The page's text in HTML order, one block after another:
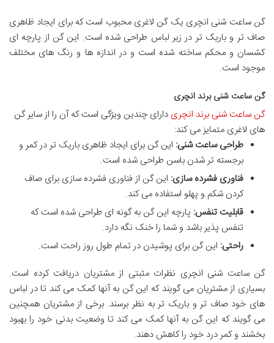
گن ساعت شنی انچری یک گن لاغری محبوب است که برای ایجاد ظاهری
صاف تر و باریک تر در زیر لباس طراحی شده است. این گن از پارچه ای
کشسان و محکم ساخته شده است و در اندازه ها و رنگ های مختلف
موجود است.
گن ساعت شنی برند انچری
گن ساعت شنی برند انچری دارای چندین ویژگی است که آن را از سایر گن
های لاغری متمایز می کند:
طراحی ساعت شنی: این گن برای ایجاد ظاهری باریک تر در کمر و
برجسته تر شدن باسن طراحی شده است.
فناوری فشرده سازی: این گن از فناوری فشرده سازی برای صاف
کردن شکم و پهلو استفاده می کند.
قابلیت تنفس: پارچه این گن به گونه ای طراحی شده است که
تنفس پذیر باشد و شما را خنک نگه دارد.
راحتی: این گن برای پوشیدن در تمام طول روز راحت است.
گن ساعت شنی انچری نظرات مثبتی از مشتریان دریافت کرده است.
بسیاری از مشتریان می گویند که این گن به آنها کمک می کند تا در لباس
های خود صاف تر و باریک تر به نظر برسند. برخی از مشتریان همچنین
می گویند که این گن به آنها کمک می کند تا وضعیت بدنی خود را بهبود
بخشند و کمر درد خود را کاهش دهند.